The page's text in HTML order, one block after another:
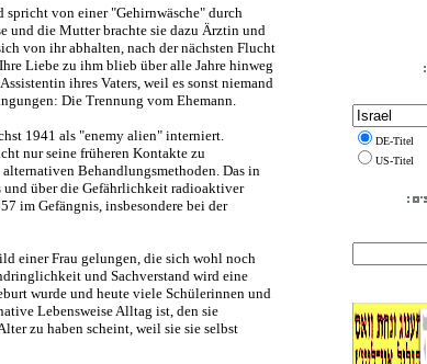
von einer "Gehirnwäsche" durch
und die Mutter brachte sie dazu Ärztin und
von ihr abhalten, nach der nächsten Flucht
Liebe zu ihm blieb über alle Jahre hinweg
ihres Vaters, weil es sonst niemand
Die Trennung vom Ehemann.
1941 als "enemy alien" interniert.
nur seine früheren Kontakte zu
Behandlungsmethoden. Das in
und über die Gefährlichkeit radioaktiver
im Gefängnis, insbesondere bei der
einer Frau gelungen, die sich wohl noch
und Sachverstand wird eine
wurde und heute viele Schülerinnen und
Lebensweise Alltag ist, den sie
zu haben scheint, weil sie sie selbst
DE-Titel
US-Titel